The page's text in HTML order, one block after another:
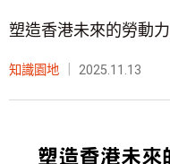
塑造香港未來的勞動力
知識園地 2025.11.13